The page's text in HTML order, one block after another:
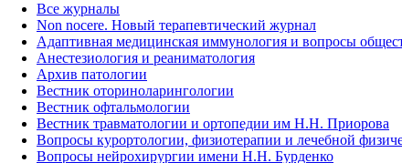
Все журналы
Non nocere. Новый терапевтический журнал
Адаптивная медицинская иммунология и вопросы
Анестезиология и реаниматология
Архив патологии
Вестник оториноларингологии
Вестник офтальмологии
Вестник травматологии и ортопедии им Н.Н. Приорова
Вопросы курортологии, физиотерапии и лечебной
Вопросы нейрохирургии имени Н.Н. Бурденко